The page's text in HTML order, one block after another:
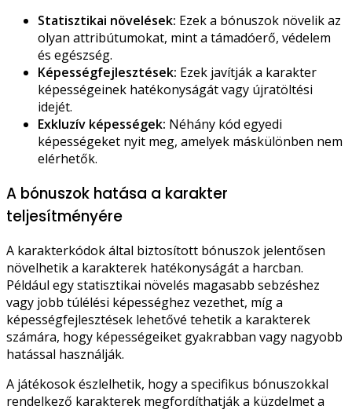
Statisztikai növelések: Ezek a bónuszok növelik az
olyan attribútumokat, mint a támadóerő, védelem
és egészség.
Képességfejlesztések: Ezek javítják a karakter
képességeinek hatékonyságát vagy újratöltési
idejét.
Exkluzív képességek: Néhány kód egyedi
képességeket nyit meg, amelyek máskülönben nem
elérhetők.
A bónuszok hatása a karakter
teljesítményére
A karakterkódok által biztosított bónuszok jelentősen
növelhetik a karakterek hatékonyságát a harcban.
Például egy statisztikai növelés magasabb sebzéshez
vagy jobb túlélési képességhez vezethet, míg a
képességfejlesztések lehetővé tehetik a karakterek
számára, hogy képességeiket gyakrabban vagy nagyobb
hatással használják.
A játékosok észlelhetik, hogy a specifikus bónuszokkal
rendelkező karakterek megfordíthatják a küzdelmet a